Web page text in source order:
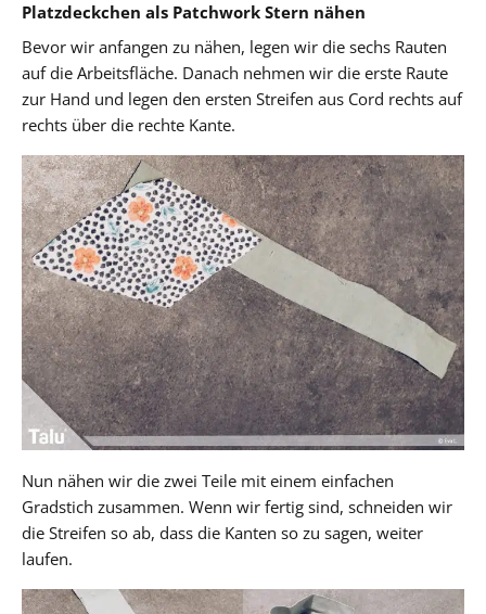
Platzdeckchen als Patchwork Stern nähen
Bevor wir anfangen zu nähen, legen wir die sechs Rauten
auf die Arbeitsfläche. Danach nehmen wir die erste Raute
zur Hand und legen den ersten Streifen aus Cord rechts auf
rechts über die rechte Kante.
Nun nähen wir die zwei Teile mit einem einfachen
Gradstich zusammen. Wenn wir fertig sind, schneiden wir
die Streifen so ab, dass die Kanten so zu sagen, weiter
laufen.